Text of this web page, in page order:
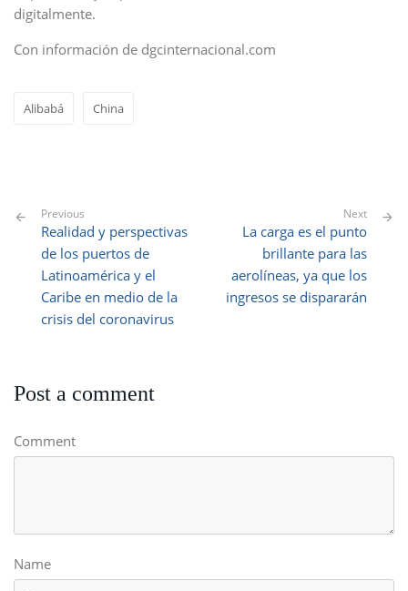
digitalmente.
Con información de dgcinternacional.com
Alibabá China
Previous
Realidad y perspectivas
de los puertos de
Latinoamérica y el
Caribe en medio de la
crisis del coronavirus
Next
La carga es el punto
brillante para las
aerolíneas, ya que los
ingresos se dispararán
Post a comment
Comment
Name